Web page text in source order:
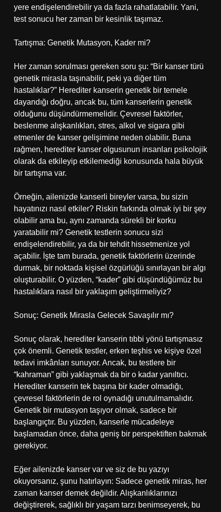
yere endişelendirebilir ya da fazla rahatlatabilir. Yani,
test sonucu her zaman bir kesinlik taşımaz.
Tartışma: Genetik Mutasyon, Kader mi?
Her zaman sorulması gereken soru şu: “Bir kanser türü
genetik mirasla taşınabilir, peki ya diğer tüm
hastalıklar?” Herediter kanserin genetik bir temele
dayandığı doğru, ancak bu, tüm kanserlerin genetik
olduğunu düşündürmemelidir. Çevresel faktörler,
beslenme alışkanlıkları, stres, alkol ve sigara gibi
etmenler de kanser gelişimine neden olabilir. Buna
rağmen, herediter kanser olgusunun insanları psikolojik
olarak da etkileyip etkilemediği konusunda hala büyük
bir tartışma var.
Örneğin, ailenizde kanserli bireyler varsa, bu sizin
hayatınızı nasıl etkiler? Riskin farkında olmak iyi bir şey
olabilir ama bu, aynı zamanda sürekli bir korku
yaratabilir mi? Genetik testlerin sonucu sizi
endişelendirebilir, ya da bir tehdit hissetmenize yol
açabilir. İşte tam burada, genetik faktörlerin üzerinde
durmak, bir noktada kişisel özgürlüğü sınırlayan bir algı
oluşturabilir. O yüzden, “kader” gibi düşündüğümüz bu
hastalıklara nasıl bir yaklaşım geliştirmeliyiz?
Sonuç: Genetik Mirasla Gelecek Savaşılır mı?
Sonuç olarak, herediter kanserin tıbbi yönü tartışmasız
çok önemli. Genetik testler, erken teşhis ve kişiye özel
tedavi imkânları sunuyor. Ancak, bu testlere bir
“kahraman” gibi yaklaşmak da bir o kadar yanıltıcı.
Herediter kanserin tek başına bir kader olmadığı,
çevresel faktörlerin de rol oynadığı unutulmamalıdır.
Genetik bir mutasyon taşıyor olmak, sadece bir
başlangıçtır. Bu yüzden, kanserle mücadeleye
başlamadan önce, daha geniş bir perspektiften bakmak
gerekiyor.
Eğer ailenizde kanser var ve siz de bu yazıyı
okuyorsanız, şunu hatırlayın: Sadece genetik miras, her
zaman kanser demek değildir. Alışkanlıklarınızı
değiştirerek, sağlıklı bir yaşam tarzı benimseyerek, bu